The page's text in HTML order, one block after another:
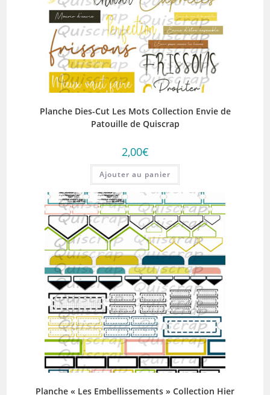
Planche Dies-Cut Les Mots Collection Envie de
Patouille de Quiscrap
2,00€
Ajouter au panier
Planche « Les Embellissements » Collection Hier